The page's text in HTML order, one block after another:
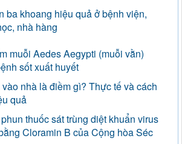
ba khoang hiệu quả ở bệnh viện,
nhà hàng
muỗi Aedes Aegypti (muỗi vằn)
sốt xuất huyết
nhà là điềm gì? Thực tế và cách
quả
thuốc sát trùng diệt khuẩn virus
Cloramin B của Cộng hòa Séc